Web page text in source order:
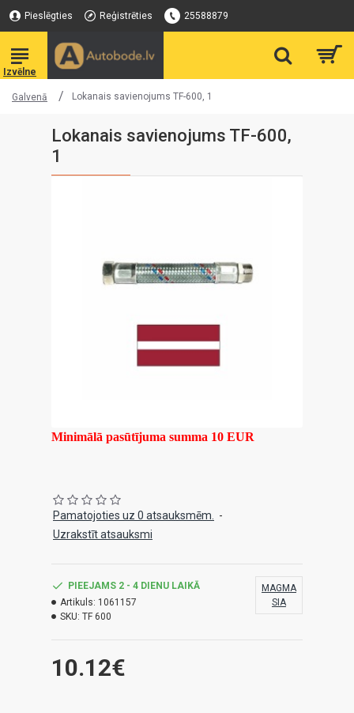
Pieslēgties Reģistrēties 25588879
Galvenā Lokanais savienojums TF-600, 1
Lokanais savienojums TF-600,
1
Minimālā pasūtījuma summa 10 EUR
Pamatojoties uz 0 atsauksmēm.
-
Uzrakstīt atsauksmi
10.12€
PIEEJAMS 2 - 4 DIENU LAIKĀ
Artikuls: 1061157
SKU: TF 600
MAGMA
SIA